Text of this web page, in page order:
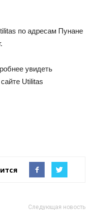
по адресам Пунане
увидеть
Utilitas
Следующая новость